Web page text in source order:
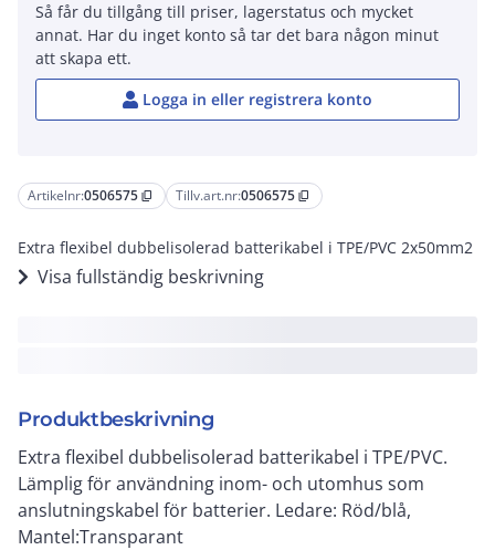
Artikelnr:0506575 content_copy Tillv.art.nr:0506575 content_copy
Extra flexibel dubbelisolerad batterikabel i TPE/PVC 2x50mm2
Visa fullständig beskrivning
Produktbeskrivning
Extra flexibel dubbelisolerad batterikabel i TPE/PVC.
Lämplig för användning inom- och utomhus som
anslutningskabel för batterier. Ledare: Röd/blå,
Mantel:Transparant
Så får du tillgång till priser, lagerstatus och mycket
annat. Har du inget konto så tar det bara någon minut
att skapa ett.
Logga in eller registrera konto